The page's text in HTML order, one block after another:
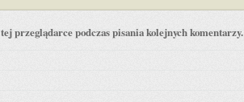
przeglądarce podczas pisania kolejnych komentarzy.